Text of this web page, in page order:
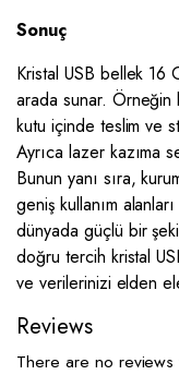
Sonuç
Kristal USB bellek 16
arada sunar.
kutu içinde teslim ve
Ayrıca lazer kazıma
Bunun yanı sıra,
geniş kullanım
dünyada güçlü bir
doğru tercih kristal
ve verilerinizi elden
Reviews
There are no reviews